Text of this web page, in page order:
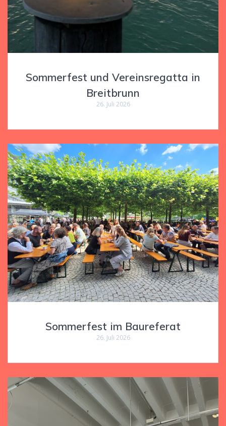
Sommerfest und Vereinsregatta in
Breitbrunn
26. Juli 2026
Sommerfest im Baureferat
26. Juli 2026